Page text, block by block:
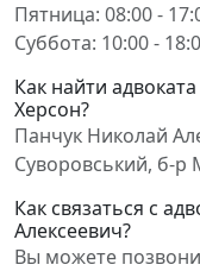
Пятница: 08:00 -
Суббота: 10:00 -
Как найти
Херсон?
Панчук Николай
Суворовський, б-р
Как связаться с
Алексеевич?
Вы можете